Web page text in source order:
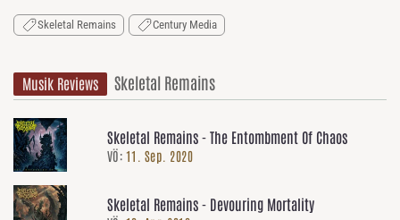
Skeletal Remains Century Media
Musik Reviews Skeletal Remains
Skeletal Remains - The Entombment Of Chaos
VÖ: 11. Sep. 2020
Skeletal Remains - Devouring Mortality